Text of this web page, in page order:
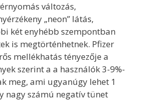
változás,
„neon” látás,
két enyhébb szempontban
is megtörténhetnek. Pfizer
mellékhatás tényezője a
szerint a a használók 3-9%-
meg, ami ugyanúgy lehet 1
nagy számú negatív tünet